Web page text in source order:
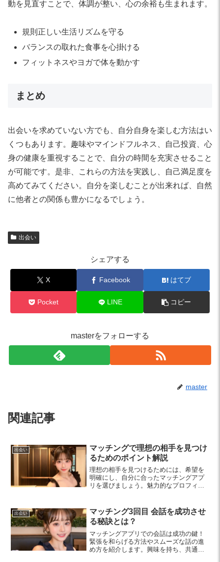
動を見直すことで、体調が整い、心の余裕も生まれます。
規則正しい生活リズムを守る
バランスの取れた食事を心掛ける
フィットネスやヨガで体を動かす
まとめ
出会いを求めていない方でも、自分自身を楽しむ方法はい
くつもあります。趣味やマインドフルネス、自己投資、心
身の健康を重視することで、自分の時間を充実させること
が可能です。是非、これらの方法を実践し、自己満足度を
高めてみてください。自分を楽しむことが出来れば、自然
に他者との関係も豊かになるでしょう。
出会い
シェアする
X Facebook はてブ
Pocket LINE コピー
masterをフォローする
master
関連記事
出会い
マッチングで理想の相手を見つけ
るためのポイント解説
理想の相手を見つけるためには、希望を
明確にし、自分に合ったマッチングアプ
リを選びましょう。魅力的なプロフィー
す。
出会い
マッチング3回目 会話を成功させ
る秘訣とは？
マッチングアプリでの会話は成功の鍵！
緊張を和らげる方法やスムーズな話の進
め方を紹介します。興味を持ち、共通の